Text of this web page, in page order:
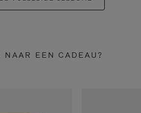
NAAR EEN CADEAU?